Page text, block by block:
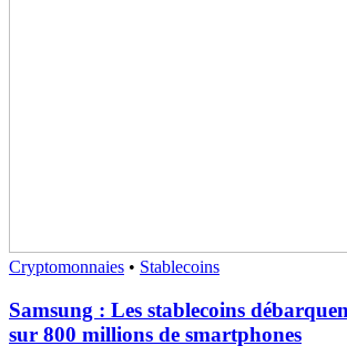
Cryptomonnaies • Stablecoins
Samsung : Les stablecoins
sur 800 millions de smartphones